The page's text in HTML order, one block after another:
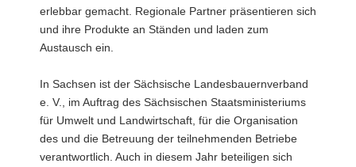
erlebbar gemacht. Regionale Partner präsentieren sich
und ihre Produkte an Ständen und laden zum
Austausch ein.
In Sachsen ist der Sächsische Landesbauernverband
e. V., im Auftrag des Sächsischen Staatsministeriums
für Umwelt und Landwirtschaft, für die Organisation
des und die Betreuung der teilnehmenden Betriebe
verantwortlich. Auch in diesem Jahr beteiligen sich